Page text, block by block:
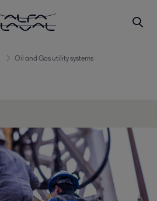
Oil and Gas utility systems